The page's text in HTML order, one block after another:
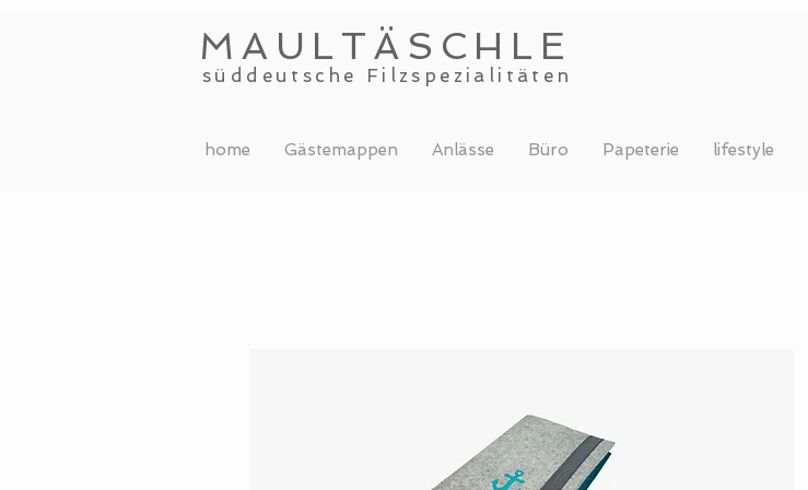
MAULTÄSCHLE
süddeutsche Filzspezialitäten
home Gästemappen Anlässe Büro Papeterie lifestyle